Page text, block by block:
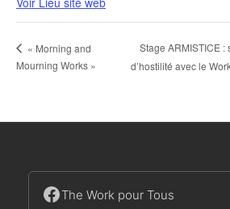
« Morning and
Mourning Works »
Stage ARMISTICE :
d’hostilité avec le
The Work pour Tous